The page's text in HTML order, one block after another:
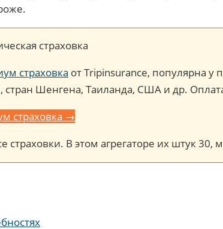
страховка
страховка от Tripinsurance, популярна у
стран Шенгена, Таиланда, США и др.
страховка →
страховки. В этом агрегаторе их штук